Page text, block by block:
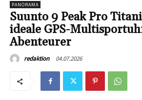
PANORAMA
Suunto 9 Peak Pro
ideale GPS-
Abenteurer
redaktion 04.07.2026